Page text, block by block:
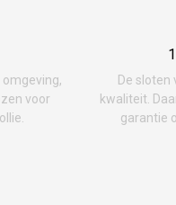
omgeving,
voor
De sloten
kwaliteit.
garantie